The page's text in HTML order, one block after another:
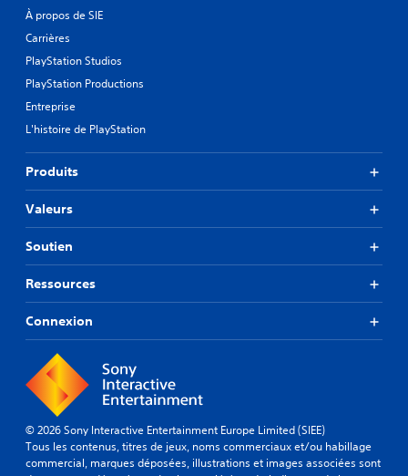
À propos de SIE
Carrières
PlayStation Studios
PlayStation Productions
Entreprise
L'histoire de PlayStation
Produits
Valeurs
Soutien
Ressources
Connexion
© 2026 Sony Interactive Entertainment Europe Limited (SIEE)
Tous les contenus, titres de jeux, noms commerciaux et/ou habillage
commercial, marques déposées, illustrations et images associées sont